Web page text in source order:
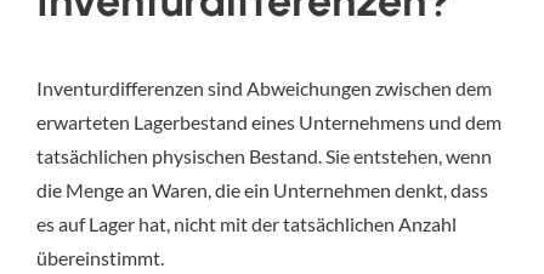
Inventurdifferenzen sind Abweichungen zwischen dem
erwarteten Lagerbestand eines Unternehmens und dem
tatsächlichen physischen Bestand. Sie entstehen, wenn
die Menge an Waren, die ein Unternehmen denkt, dass
es auf Lager hat, nicht mit der tatsächlichen Anzahl
übereinstimmt.